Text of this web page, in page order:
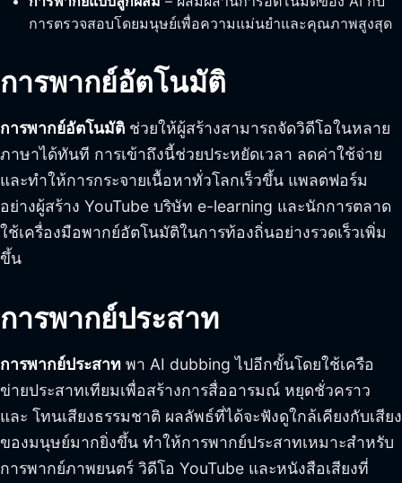
การตรวจสอบโดยมนุษย์เพื่อความแม่นยำและคุณภาพสูงสุด
การพากย์อัตโนมัติ
การพากย์อัตโนมัติ ช่วยให้ผู้สร้างสามารถจัดวิดีโอในหลาย
ภาษาได้ทันที การเข้าถึงนี้ช่วยประหยัดเวลา ลดค่าใช้จ่าย
และทำให้การกระจายเนื้อหาทั่วโลกเร็วขึ้น แพลตฟอร์ม
อย่างผู้สร้าง YouTube บริษัท e-learning และนักการตลาด
ใช้เครื่องมือพากย์อัตโนมัติในการท้องถิ่นอย่างรวดเร็วเพิ่ม
ขึ้น
การพากย์ประสาท
การพากย์ประสาท พา AI dubbing ไปอีกขั้นโดยใช้เครือ
ข่ายประสาทเทียมเพื่อสร้างการสื่ออารมณ์ หยุดชั่วคราว
และ โทนเสียงธรรมชาติ ผลลัพธ์ที่ได้จะฟังดูใกล้เคียงกับเสียง
ของมนุษย์มากยิ่งขึ้น ทำให้การพากย์ประสาทเหมาะสำหรับ
การพากย์ภาพยนตร์ วิดีโอ YouTube และหนังสือเสียงที่